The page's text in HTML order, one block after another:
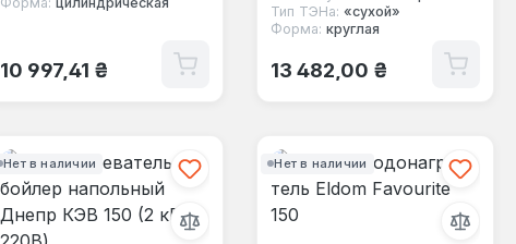
Обычная цена:
10 997,41 ₴
Тип ТЭНа: «сухой»
Форма: круглая
Обычная цена:
13 482,00 ₴
Нет в наличии Нет в наличии